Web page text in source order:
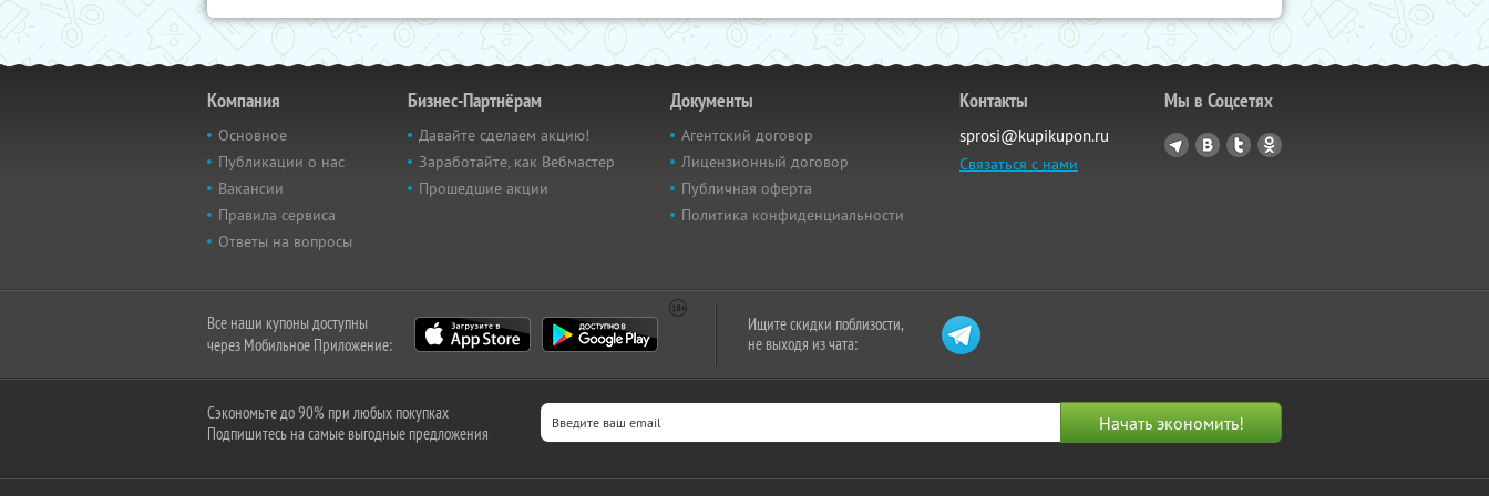
Компания
Основное
Публикации о нас
Вакансии
Правила сервиса
Ответы на вопросы
Бизнес-Партнёрам
Давайте сделаем акцию!
Заработайте, как Вебмастер
Прошедшие акции
Документы
Агентский договор
Лицензионный договор
Публичная оферта
Политика конфиденциальности
Контакты
sprosi@kupikupon.ru
Связаться с нами
Мы в Соцсетях
Все наши купоны доступны
через Мобильное Приложение:
Ищите скидки поблизости,
не выходя из чата:
Сэкономьте до 90% при любых покупках
Подпишитесь на самые выгодные предложения